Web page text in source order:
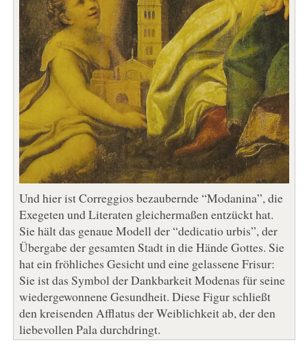
Und hier ist Correggios bezaubernde “Modanina”, die
Exegeten und Literaten gleichermaßen entzückt hat.
Sie hält das genaue Modell der “dedicatio urbis”, der
Übergabe der gesamten Stadt in die Hände Gottes. Sie
hat ein fröhliches Gesicht und eine gelassene Frisur:
Sie ist das Symbol der Dankbarkeit Modenas für seine
wiedergewonnene Gesundheit. Diese Figur schließt
den kreisenden Afflatus der Weiblichkeit ab, der den
liebevollen Pala durchdringt.